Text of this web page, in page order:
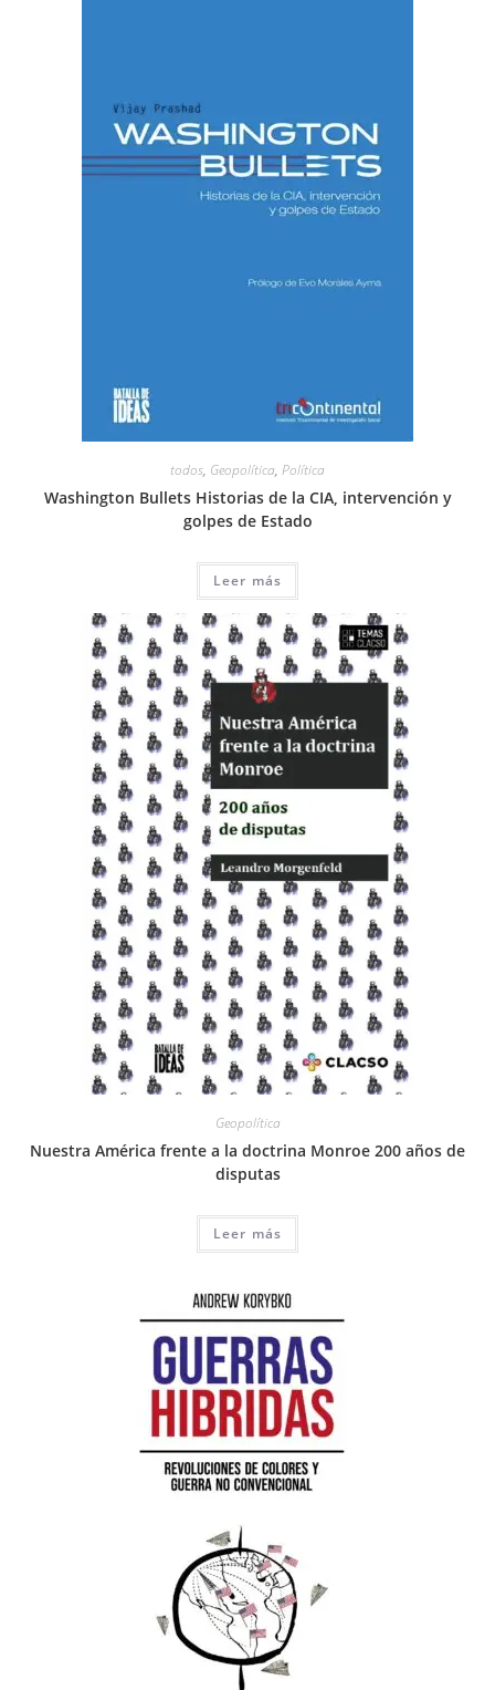
todos, Geopolítica, Política
Washington Bullets Historias de la CIA, intervención y
golpes de Estado
Leer más
Geopolítica
Nuestra América frente a la doctrina Monroe 200 años de
disputas
Leer más